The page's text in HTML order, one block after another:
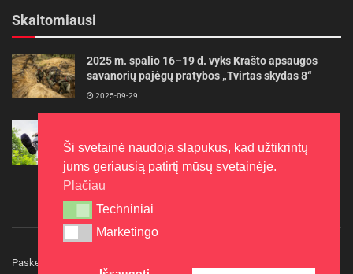
Skaitomiausi
2025 m. spalio 16–19 d. vyks Krašto apsaugos
savanorių pajėgų pratybos „Tvirtas skydas 8“
2025-09-29
ilgiau
2022-06-27
Paskelbkite naujieną
Ši svetainė naudoja slapukus, kad užtikrintų
jums geriausią patirtį mūsų svetainėje.
Plačiau
Techniniai
Techniniai
Marketingo
Marketingo